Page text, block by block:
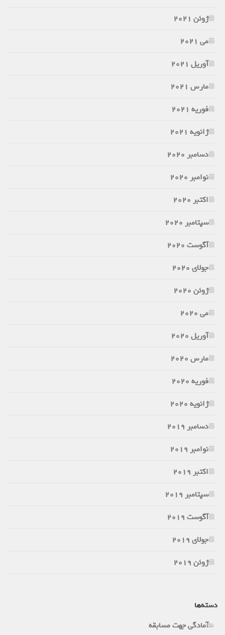
ژوئن 2021
می 2021
آوریل 2021
مارس 2021
فوریه 2021
ژانویه 2021
دسامبر 2020
نوامبر 2020
اکتبر 2020
سپتامبر 2020
آگوست 2020
جولای 2020
ژوئن 2020
می 2020
آوریل 2020
مارس 2020
فوریه 2020
ژانویه 2020
دسامبر 2019
نوامبر 2019
اکتبر 2019
سپتامبر 2019
آگوست 2019
جولای 2019
ژوئن 2019
دسته‌ها
آمادگی جهت مسابقه